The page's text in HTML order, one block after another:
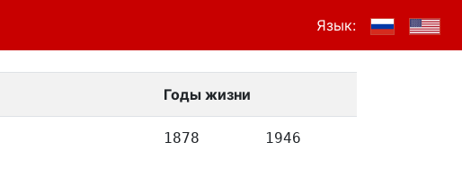
Язык:
Годы жизни
1878 1946